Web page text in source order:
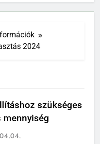
2024
szükséges
mennyiség